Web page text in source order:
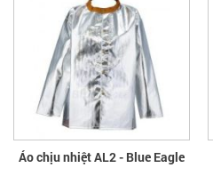
Áo chịu nhiệt AL2 - Blue Eagle